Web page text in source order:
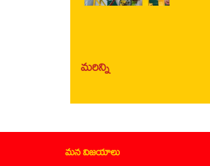
మరిన్ని
మన విజయాలు